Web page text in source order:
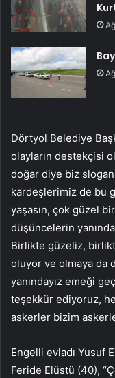
Dörtyol Belediye
olayların destekçisi
doğar diye biz
kardeşlerimiz de bu
yaşasın, çok güzel
düşüncelerin
Birlikte güzeliz,
oluyor ve olmaya da
yanındayız emeği
teşekkür ediyoruz,
askerler bizim
Engelli evladı Yusuf
Feride Elüstü (40),